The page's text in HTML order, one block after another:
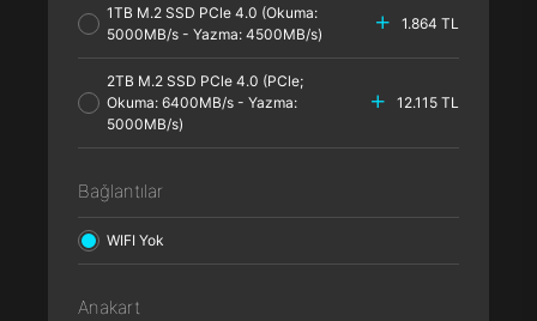
1TB M.2 SSD PCle 4.0 (Okuma:
5000MB/s - Yazma: 4500MB/s)
1.864 TL
2TB M.2 SSD PCle 4.0 (PCle;
Okuma: 6400MB/s - Yazma:
5000MB/s)
12.115 TL
Bağlantılar
WIFI Yok
Anakart